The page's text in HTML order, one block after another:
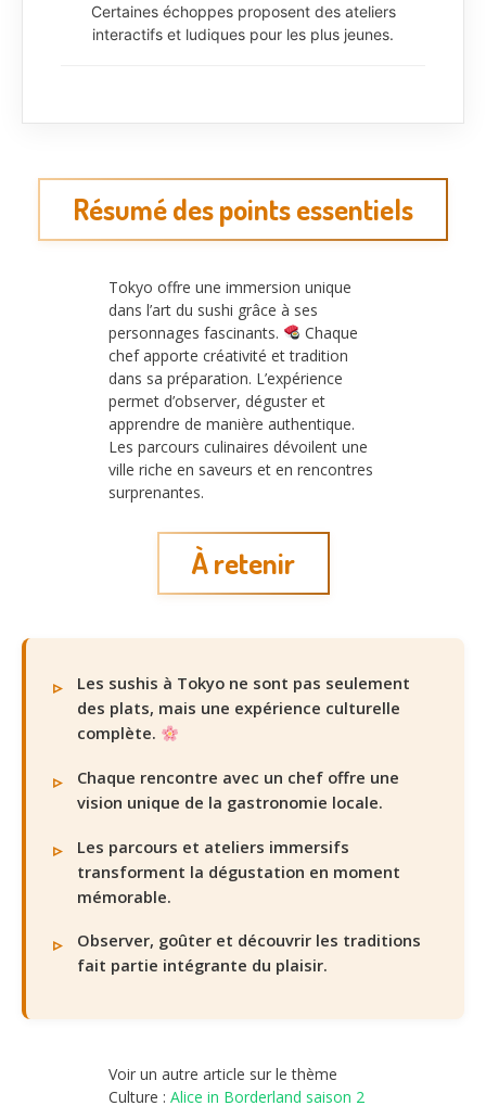
Certaines échoppes proposent des ateliers
interactifs et ludiques pour les plus jeunes.
Résumé des points essentiels
Tokyo offre une immersion unique
dans l’art du sushi grâce à ses
personnages fascinants.
Chaque
chef apporte créativité et tradition
dans sa préparation. L’expérience
permet d’observer, déguster et
apprendre de manière authentique.
Les parcours culinaires dévoilent une
ville riche en saveurs et en rencontres
surprenantes.
À retenir
Les sushis à Tokyo ne sont pas seulement
des plats, mais une expérience culturelle
complète.
Chaque rencontre avec un chef offre une
vision unique de la gastronomie locale.
Les parcours et ateliers immersifs
transforment la dégustation en moment
mémorable.
Observer, goûter et découvrir les traditions
fait partie intégrante du plaisir.
Voir un autre article sur le thème
Culture : Alice in Borderland saison 2